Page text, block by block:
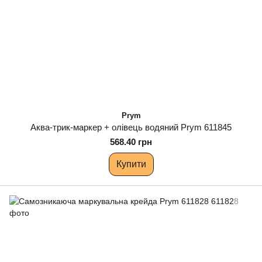
Prym
Аква-трик-маркер + олівець водяний Prym 611845
568.40 грн
Купити